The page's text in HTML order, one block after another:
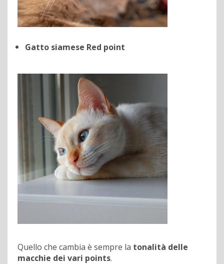
Gatto siamese Red point
Quello che cambia è sempre la tonalità delle
macchie dei vari points.